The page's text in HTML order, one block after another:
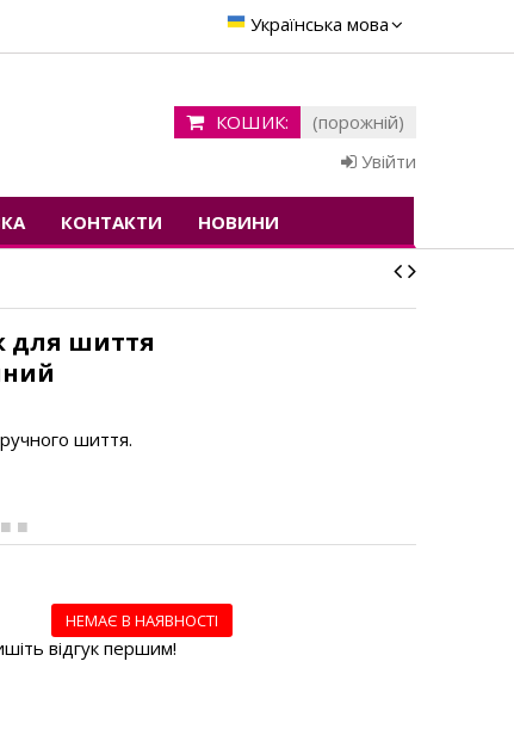
Українська мова
КОШИК:
(порожній)
Увійти
КОНТАКТИ НОВИНИ
для шиття
шиття.
НЕМАЄ В НАЯВНОСТІ
відгук першим!